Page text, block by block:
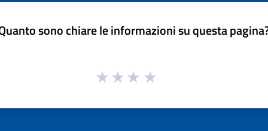
sono chiare le informazioni su questa